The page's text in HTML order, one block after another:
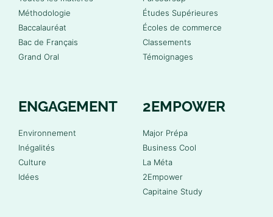
Méthodologie
Baccalauréat
Bac de Français
Grand Oral
Études Supérieures
Écoles de commerce
Classements
Témoignages
ENGAGEMENT
Environnement
Inégalités
Culture
Idées
2EMPOWER
Major Prépa
Business Cool
La Méta
2Empower
Capitaine Study